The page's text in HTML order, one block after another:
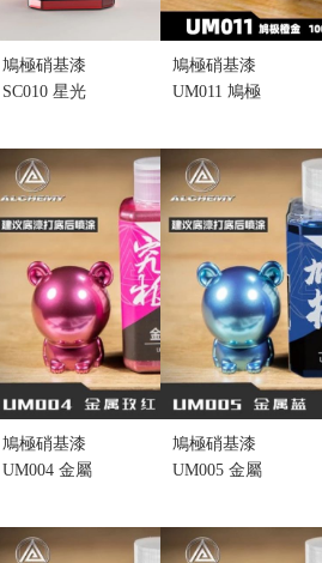
鳩極硝基漆
SC010 星光
挑盒況)
售價:120
鳩極硝基漆
UM011 鳩極
(不挑盒況)
售價:175
鳩極硝基漆
UM004 金屬
(不挑盒況)
售價:175
鳩極硝基漆
UM005 金屬
(不挑盒況)
售價:175